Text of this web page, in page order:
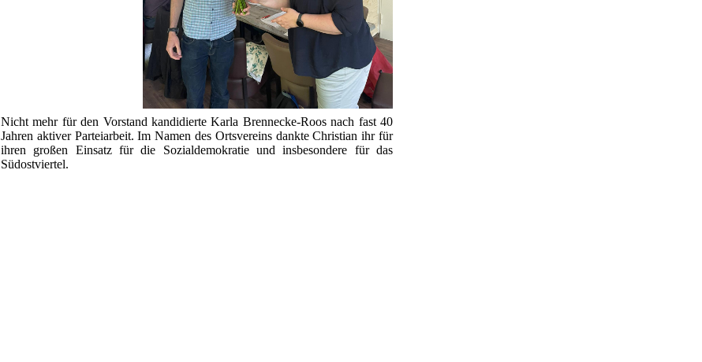
Nicht mehr für den Vorstand kandidierte Karla Brennecke-Roos nach fast 40
Jahren aktiver Parteiarbeit. Im Namen des Ortsvereins dankte Christian ihr für
ihren großen Einsatz für die Sozialdemokratie und insbesondere für das
Südostviertel.